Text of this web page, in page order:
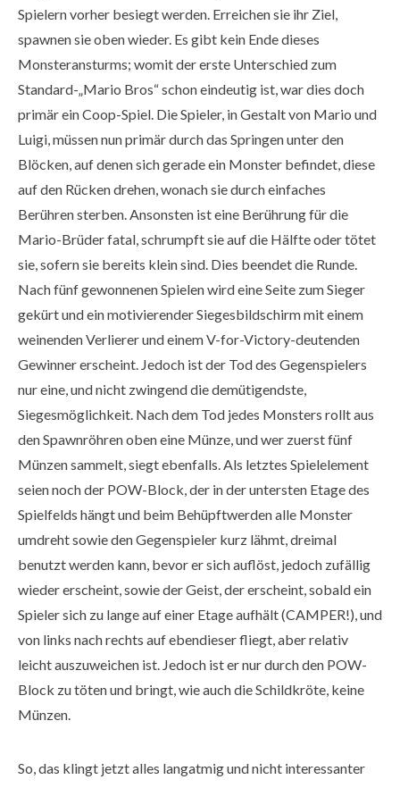
Spielern vorher besiegt werden. Erreichen sie ihr Ziel,
spawnen sie oben wieder. Es gibt kein Ende dieses
Monsteransturms; womit der erste Unterschied zum
Standard-„Mario Bros“ schon eindeutig ist, war dies doch
primär ein Coop-Spiel. Die Spieler, in Gestalt von Mario und
Luigi, müssen nun primär durch das Springen unter den
Blöcken, auf denen sich gerade ein Monster befindet, diese
auf den Rücken drehen, wonach sie durch einfaches
Berühren sterben. Ansonsten ist eine Berührung für die
Mario-Brüder fatal, schrumpft sie auf die Hälfte oder tötet
sie, sofern sie bereits klein sind. Dies beendet die Runde.
Nach fünf gewonnenen Spielen wird eine Seite zum Sieger
gekürt und ein motivierender Siegesbildschirm mit einem
weinenden Verlierer und einem V-for-Victory-deutenden
Gewinner erscheint. Jedoch ist der Tod des Gegenspielers
nur eine, und nicht zwingend die demütigendste,
Siegesmöglichkeit. Nach dem Tod jedes Monsters rollt aus
den Spawnröhren oben eine Münze, und wer zuerst fünf
Münzen sammelt, siegt ebenfalls. Als letztes Spielelement
seien noch der POW-Block, der in der untersten Etage des
Spielfelds hängt und beim Behüpftwerden alle Monster
umdreht sowie den Gegenspieler kurz lähmt, dreimal
benutzt werden kann, bevor er sich auflöst, jedoch zufällig
wieder erscheint, sowie der Geist, der erscheint, sobald ein
Spieler sich zu lange auf einer Etage aufhält (CAMPER!), und
von links nach rechts auf ebendieser fliegt, aber relativ
leicht auszuweichen ist. Jedoch ist er nur durch den POW-
Block zu töten und bringt, wie auch die Schildkröte, keine
Münzen.
So, das klingt jetzt alles langatmig und nicht interessanter